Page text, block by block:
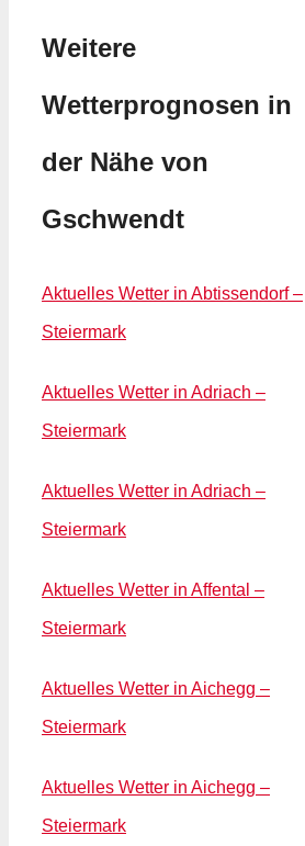
Weitere
Wetterprognosen in
der Nähe von
Gschwendt
Aktuelles Wetter in Abtissendorf –
Steiermark
Aktuelles Wetter in Adriach –
Steiermark
Aktuelles Wetter in Adriach –
Steiermark
Aktuelles Wetter in Affental –
Steiermark
Aktuelles Wetter in Aichegg –
Steiermark
Aktuelles Wetter in Aichegg –
Steiermark